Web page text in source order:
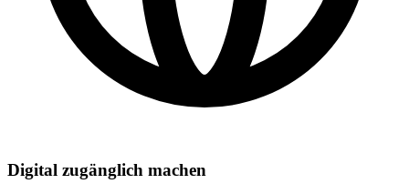
Digital zugänglich machen